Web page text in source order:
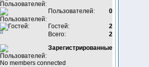
Пользователей: 0
Гостей:
2
Всего:
2
Зарегистрированные
No members connected